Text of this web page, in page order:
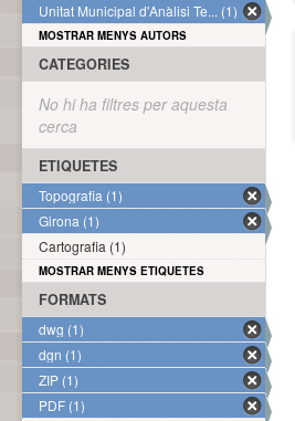
Unitat Municipal d'Anàlisi Te... (1)
MOSTRAR MENYS AUTORS
CATEGORIES
No hi ha filtres per aquesta
cerca
ETIQUETES
Topografia (1)
Girona (1)
Cartografia (1)
MOSTRAR MENYS ETIQUETES
FORMATS
dwg (1)
dgn (1)
ZIP (1)
PDF (1)